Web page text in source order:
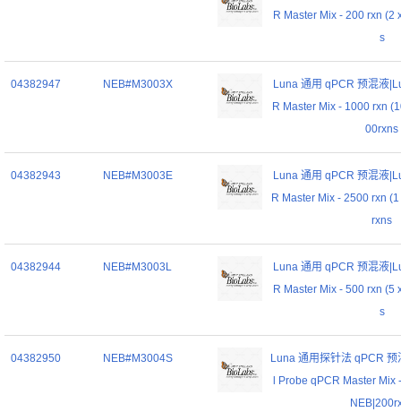
R Master Mix - 200 rxn (2
s
04382947 NEB#M3003X
Luna 通用 qPCR 预混液
R Master Mix - 1000 rxn
00rxns
04382943 NEB#M3003E
Luna 通用 qPCR 预混液
R Master Mix - 2500 rxn
rxns
04382944 NEB#M3003L
Luna 通用 qPCR 预混液
R Master Mix - 500 rxn (5
s
04382950 NEB#M3004S
Luna 通用探针法 qPCR
l Probe qPCR Master